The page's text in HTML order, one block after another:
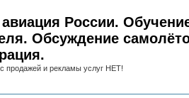
России.
Обсуждение
продажей и рекламы услуг НЕТ!